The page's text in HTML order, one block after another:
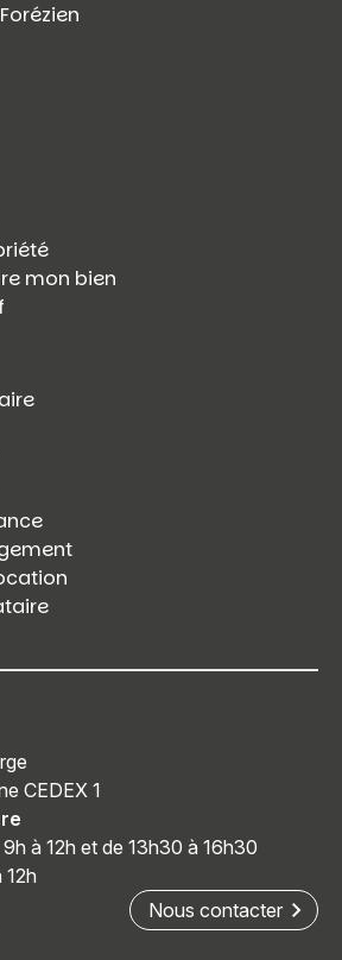
mon bien
CEDEX 1
à 12h et de 13h30 à 16h30
12h
Nous contacter